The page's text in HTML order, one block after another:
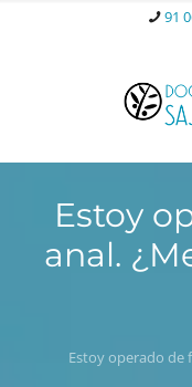
91
Estoy
anal.
Estoy operado de